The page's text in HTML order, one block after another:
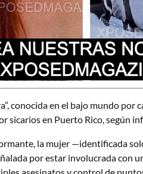
conocida en el bajo mundo
sicarios en Puerto Rico, según
la mujer —identificada
por estar involucrada con